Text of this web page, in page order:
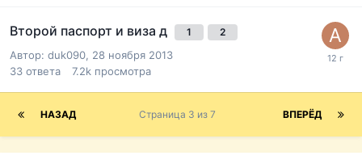
Второй паспорт и виза д 1 2
Автор: duk090, 28 ноября 2013
33 ответа 7.2k просмотра
НАЗАД ВПЕРЁД
Страница 3 из 7